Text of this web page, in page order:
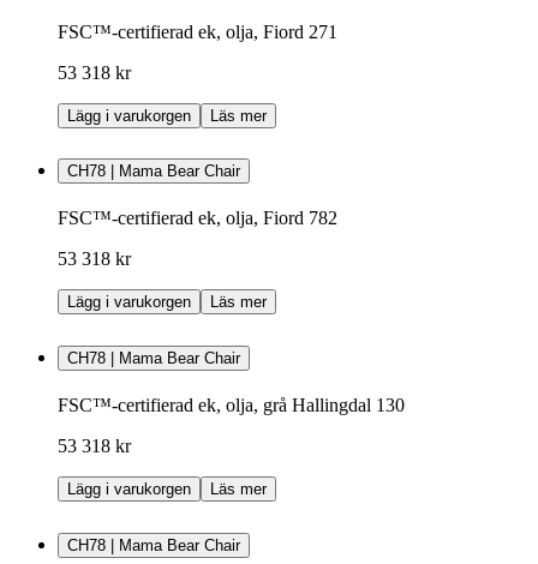
FSC™-certifierad ek, olja, Fiord 271
53 318 kr
Lägg i varukorgen Läs mer
CH78 | Mama Bear Chair
FSC™-certifierad ek, olja, Fiord 782
53 318 kr
Lägg i varukorgen Läs mer
CH78 | Mama Bear Chair
FSC™-certifierad ek, olja, grå Hallingdal 130
53 318 kr
Lägg i varukorgen Läs mer
CH78 | Mama Bear Chair